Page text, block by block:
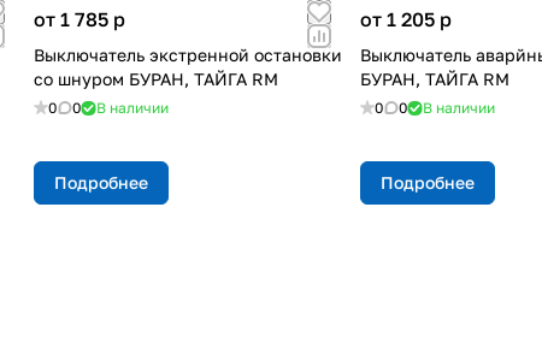
от 1 785 p
Выключатель экстренной остановки
со шнуром БУРАН, ТАЙГА RM
0 0 В наличии
Подробнее
от 1 205 p
Выключатель
БУРАН, ТАЙГА RM
0 0 В наличии
Подробнее